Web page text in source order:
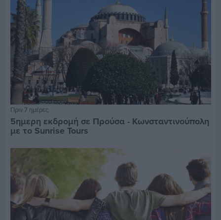
Πριν 7 ημέρες
5ημερη εκδρομή σε Προύσα - Κωνσταντινούπολη
με το Sunrise Tours